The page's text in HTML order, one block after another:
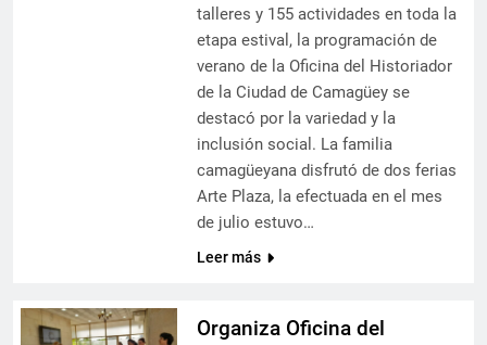
talleres y 155 actividades en toda la
etapa estival, la programación de
verano de la Oficina del Historiador
de la Ciudad de Camagüey se
destacó por la variedad y la
inclusión social. La familia
camagüeyana disfrutó de dos ferias
Arte Plaza, la efectuada en el mes
de julio estuvo…
Leer más
Organiza Oficina del